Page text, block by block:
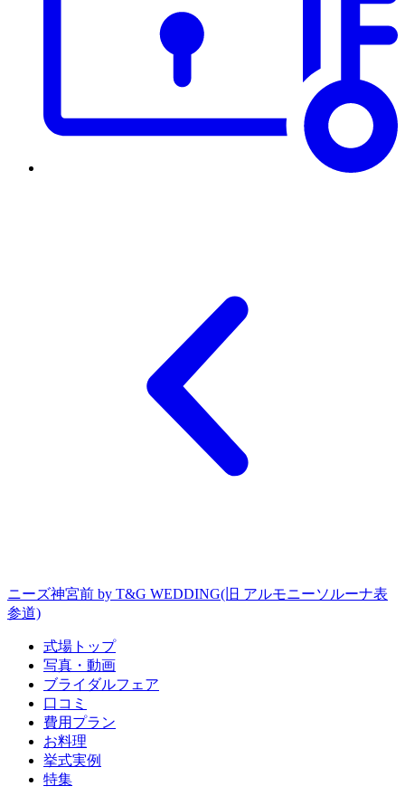
ニーズ神宮前 by T&G WEDDING(旧 アルモニーソルーナ表
参道)
式場トップ
写真・動画
ブライダルフェア
口コミ
費用プラン
お料理
挙式実例
特集